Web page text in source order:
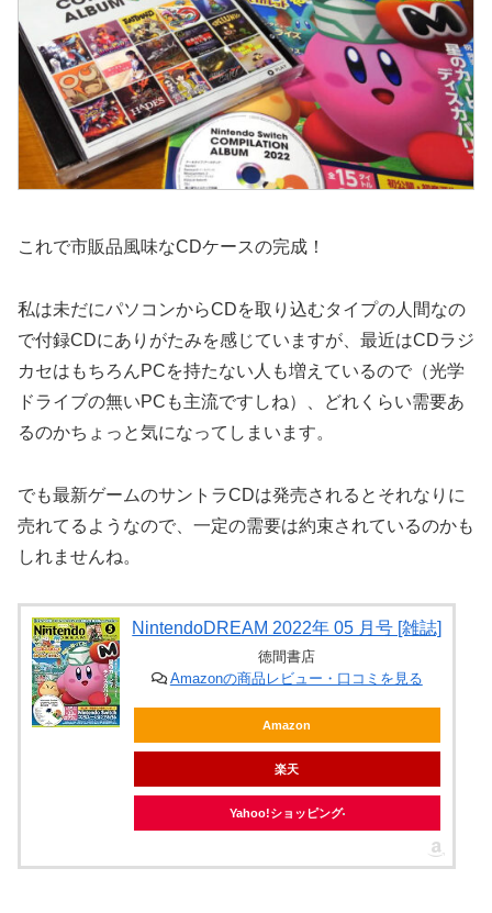
これで市販品風味なCDケースの完成！
私は未だにパソコンからCDを取り込むタイプの人間なの
で付録CDにありがたみを感じていますが、最近はCDラジ
カセはもちろんPCを持たない人も増えているので（光学
ドライブの無いPCも主流ですしね）、どれくらい需要あ
るのかちょっと気になってしまいます。
でも最新ゲームのサントラCDは発売されるとそれなりに
売れてるようなので、一定の需要は約束されているのかも
しれませんね。
NintendoDREAM 2022年 05 月号 [雑誌]
徳間書店
Amazonの商品レビュー・口コミを見る
Amazon
楽天
Yahoo!ショッピング